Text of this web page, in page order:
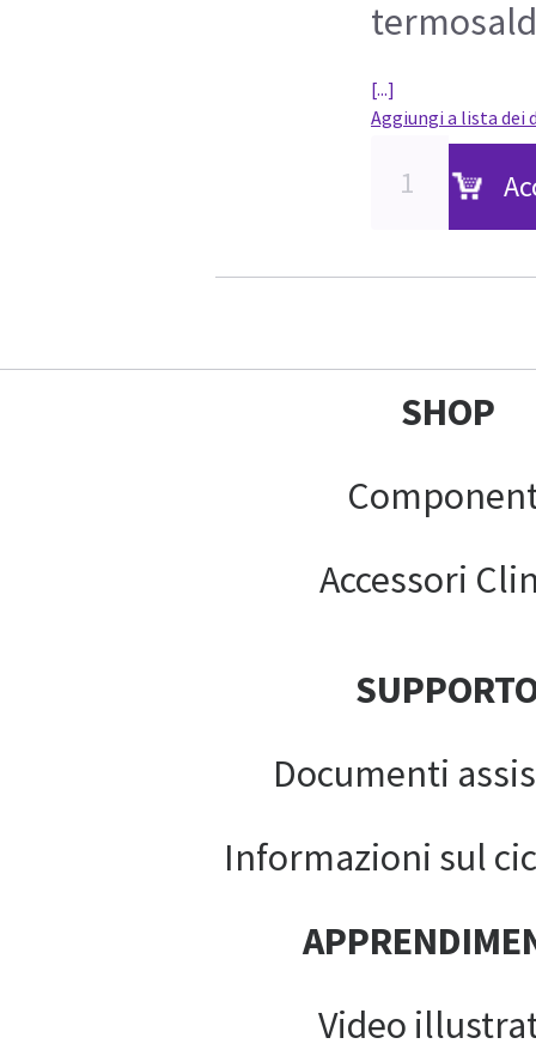
[...]
Aggiungi a lista dei
SHOP
Accessori
Documenti
Informazioni sul
Video